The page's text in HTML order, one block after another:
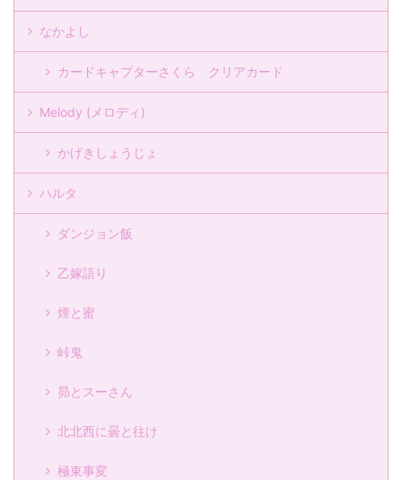
なかよし
カードキャプターさくら クリアカード
Melody (メロディ)
かげきしょうじょ
ハルタ
ダンジョン飯
乙嫁語り
煙と蜜
峠鬼
昴とスーさん
北北西に曇と往け
極東事変